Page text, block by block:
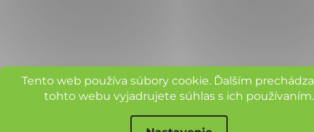
Tento web používa súbory cookie. Ďalším
tohto webu vyjadrujete súhlas s ich používaním.